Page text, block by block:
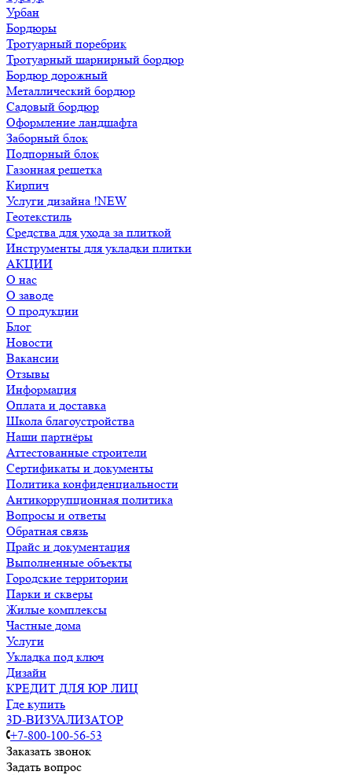
Урбан
Бордюры
Тротуарный поребрик
Тротуарный шарнирный бордюр
Бордюр дорожный
Металлический бордюр
Садовый бордюр
Оформление ландшафта
Заборный блок
Подпорный блок
Газонная решетка
Кирпич
Услуги дизайна !NEW
Геотекстиль
Средства для ухода за плиткой
Инструменты для укладки плитки
АКЦИИ
О нас
О заводе
О продукции
Блог
Новости
Вакансии
Отзывы
Информация
Оплата и доставка
Школа благоустройства
Наши партнёры
Аттестованные строители
Сертификаты и документы
Политика конфиденциальности
Антикоррупционная политика
Вопросы и ответы
Обратная связь
Прайс и документация
Выполненные объекты
Городские территории
Парки и скверы
Жилые комплексы
Частные дома
Услуги
Укладка под ключ
Дизайн
КРЕДИТ ДЛЯ ЮР ЛИЦ
Где купить
3D-ВИЗУАЛИЗАТОР
+7-800-100-56-53
Заказать звонок
Задать вопрос